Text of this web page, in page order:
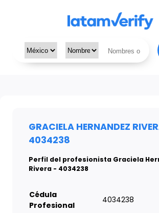
GRACIELA HERNANDEZ
4034238
Perfil del profesionista Graciela
Rivera - 4034238
Cédula
Profesional
4034238